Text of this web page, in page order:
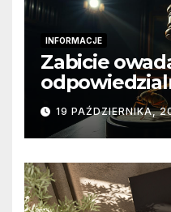
INFORMACJE
Zabicie
wygląda to
19 PAŹDZIERNIKA,